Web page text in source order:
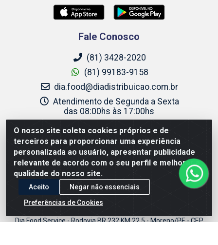
O nosso site coleta cookies próprios e de
terceiros para proporcionar uma experiência
personalizada ao usuário, apresentar publicidade
relevante de acordo com o seu perfil e melhorar a
qualidade do nosso site.
Aceito
Negar não essenciais
Preferências de Cookies
Fale Conosco
(81) 3428-2020
(81) 99183-9158
dia.food@diadistribuicao.com.br
Atendimento de Segunda a Sexta
das 08:00hs às 17:00hs
instagram.com/diafoodservice
Site Seguro
Dia Food Service - Rodovia BR 232 KM 22,5 - Moreno/PE - CEP